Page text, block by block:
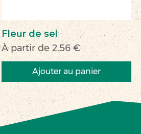
Fleur de sel
À partir de2,56 €
Prix promotionnel
Ajouter au panier